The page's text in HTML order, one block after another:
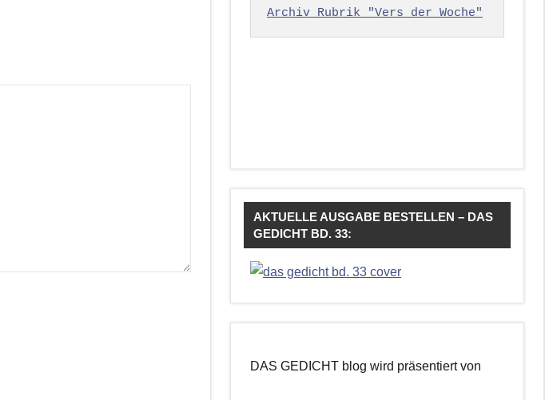
Archiv Rubrik "Vers der Woche"
AKTUELLE AUSGABE BESTELLEN – DAS
GEDICHT BD. 33:
DAS GEDICHT blog wird präsentiert von